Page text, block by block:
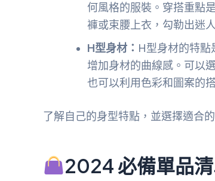
何風格的服裝。穿搭重點
褲或束腰上衣，勾勒出迷
H型身材： H型身材的特點
增加身材的曲線感。可以
也可以利用色彩和圖案的
了解自己的身型特點，並選擇適合
2024 必備單品